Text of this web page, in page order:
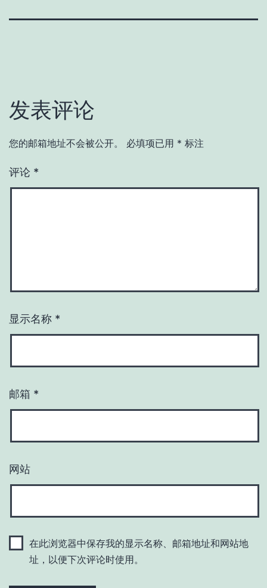
发表评论
您的邮箱地址不会被公开。 必填项已用 * 标注
评论 *
显示名称 *
邮箱 *
网站
在此浏览器中保存我的显示名称、邮箱地址和网站地
址，以便下次评论时使用。